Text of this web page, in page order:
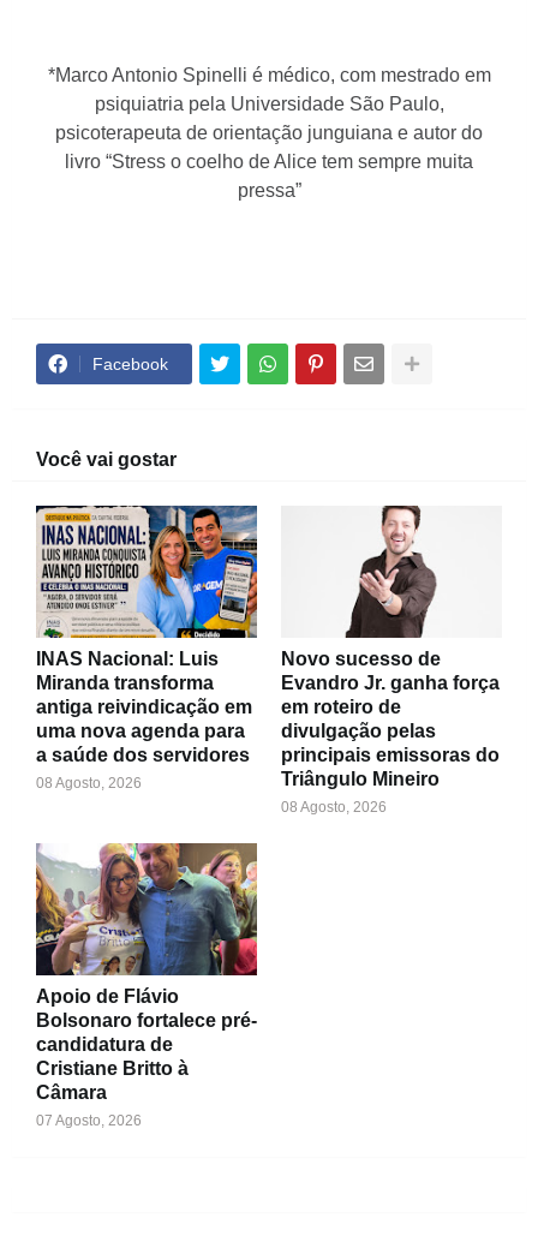
*Marco Antonio Spinelli é médico, com mestrado em
psiquiatria pela Universidade São Paulo,
psicoterapeuta de orientação junguiana e autor do
livro “Stress o coelho de Alice tem sempre muita
pressa”
Facebook
Você vai gostar
INAS Nacional: Luis
Miranda transforma
antiga reivindicação em
uma nova agenda para
a saúde dos servidores
08 Agosto, 2026
Novo sucesso de
Evandro Jr. ganha força
em roteiro de
divulgação pelas
principais emissoras do
Triângulo Mineiro
08 Agosto, 2026
Apoio de Flávio
Bolsonaro fortalece pré-
candidatura de
Cristiane Britto à
Câmara
07 Agosto, 2026